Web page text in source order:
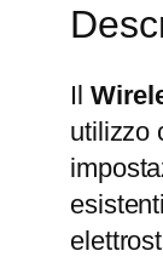
Il
utilizzo